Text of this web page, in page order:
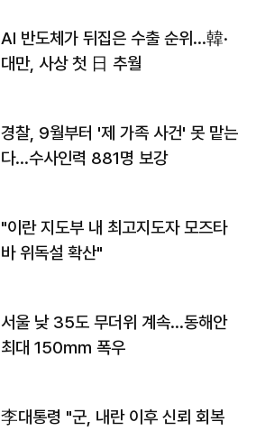
AI 반도체가 뒤집은 수출 순위…韓·
대만, 사상 첫 日 추월
경찰, 9월부터 '제 가족 사건' 못 맡는
다…수사인력 881명 보강
"이란 지도부 내 최고지도자 모즈타
바 위독설 확산"
서울 낮 35도 무더위 계속…동해안
최대 150㎜ 폭우
李대통령 "군, 내란 이후 신뢰 회복